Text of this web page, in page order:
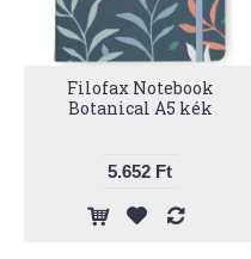
Filofax Notebook
Botanical A5 kék
5.652 Ft